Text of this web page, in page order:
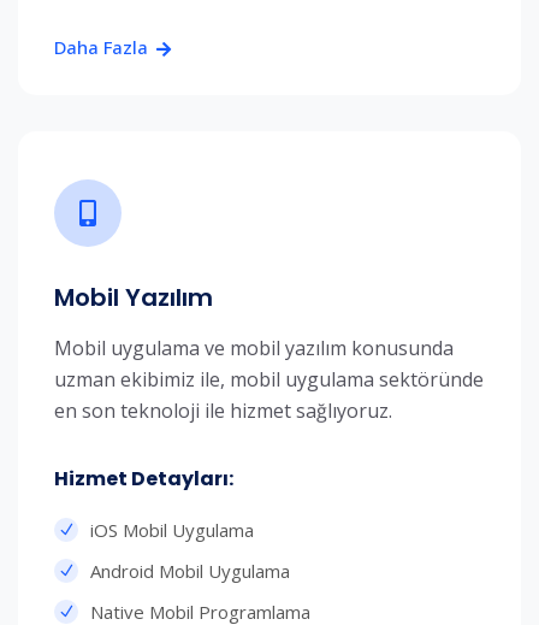
Daha Fazla
Mobil Yazılım
Mobil uygulama ve mobil yazılım konusunda
uzman ekibimiz ile, mobil uygulama sektöründe
en son teknoloji ile hizmet sağlıyoruz.
Hizmet Detayları:​
iOS Mobil Uygulama
Android Mobil Uygulama
Native Mobil Programlama